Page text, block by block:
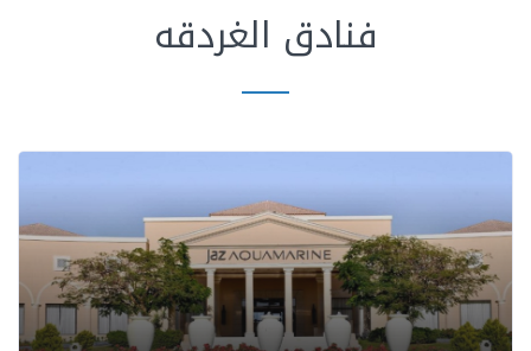
فنادق الغردقه